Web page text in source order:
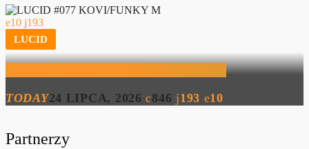
10 193
LUCID
LUCID – KOVI – Wydanie 77 (S04E27)
TODAY24 LIPCA, 2026 846 193 10
Partnerzy